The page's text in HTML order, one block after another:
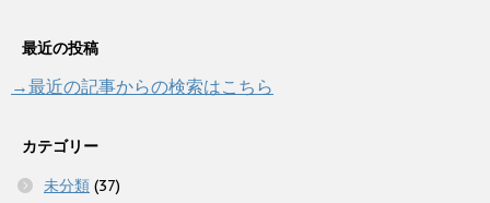
最近の投稿
→最近の記事からの検索はこちら
カテゴリー
未分類 (37)